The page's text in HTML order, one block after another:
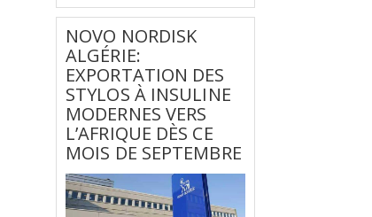
NOVO NORDISK
ALGÉRIE:
EXPORTATION DES
STYLOS À INSULINE
MODERNES VERS
L’AFRIQUE DÈS CE
MOIS DE SEPTEMBRE